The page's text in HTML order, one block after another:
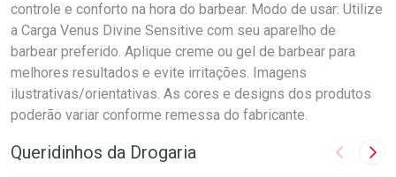
controle e conforto na hora do barbear. Modo de usar: Utilize
a Carga Venus Divine Sensitive com seu aparelho de
barbear preferido. Aplique creme ou gel de barbear para
melhores resultados e evite irritações. Imagens
ilustrativas/orientativas. As cores e designs dos produtos
poderão variar conforme remessa do fabricante.
Queridinhos da Drogaria Imagem